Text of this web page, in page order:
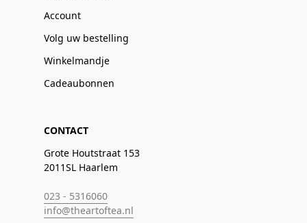
Account
Volg uw bestelling
Winkelmandje
Cadeaubonnen
CONTACT
Grote Houtstraat 153
2011SL Haarlem
023 - 5316060
info@theartoftea.nl